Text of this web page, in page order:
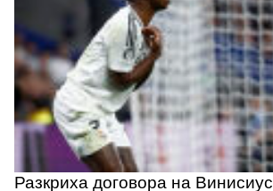
Разкриха договора на Винисиус